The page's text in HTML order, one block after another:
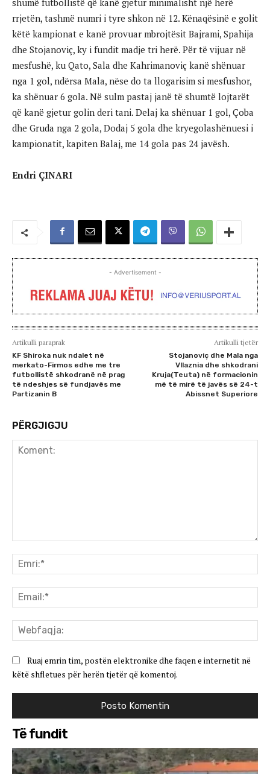
rrjetën, tashmë numri i tyre shkon në 12. Kënaqësinë e golit
këtë kampionat e kanë provuar mbrojtësit Bajrami, Spahija
dhe Stojanoviç, ky i fundit madje tri herë. Për të vijuar në
mesfushë, ku Qato, Sala dhe Kahrimanoviç kanë shënuar
nga 1 gol, ndërsa Mala, nëse do ta llogarisim si mesfushor,
ka shënuar 6 gola. Në sulm pastaj janë të shumtë lojtarët
që kanë gjetur golin deri tani. Delaj ka shënuar 1 gol, Çoba
dhe Gruda nga 2 gola, Dodaj 5 gola dhe kryegolashënuesi i
kampionatit, kapiten Balaj, me 14 gola pas 24 javësh.
Endri ÇINARI
- Advertisement -
Artikulli paraprak
KF Shiroka nuk ndalet në
merkato-Firmos edhe me tre
futbollistë shkodranë në prag
të ndeshjes së fundjavës me
Partizanin B
Artikulli tjetër
Stojanoviç dhe Mala nga
Vllaznia dhe shkodrani
Kruja(Teuta) në formacionin
më të mirë të javës së 24-t
Abissnet Superiore
PËRGJIGJU
Ruaj emrin tim, postën elektronike dhe faqen e internetit në
këtë shfletues për herën tjetër që komentoj.
Të fundit